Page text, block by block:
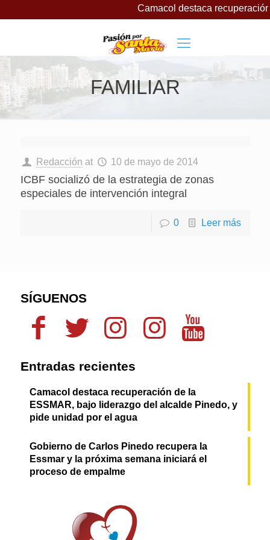
Camacol destaca
FAMILIAR
Redacción at 10 de mayo de 2014
ICBF socializó de la estrategia de zonas
especiales de intervención integral
0 Leer más
SÍGUENOS
Entradas recientes
Camacol destaca recuperación de la
ESSMAR, bajo liderazgo del alcalde Pinedo, y
pide unidad por el agua
Gobierno de Carlos Pinedo recupera la
Essmar y la próxima semana iniciará el
proceso de empalme